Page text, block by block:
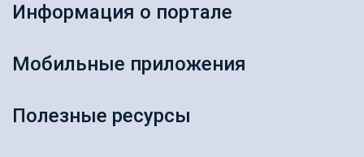
Информация о портале
Мобильные приложения
Полезные ресурсы